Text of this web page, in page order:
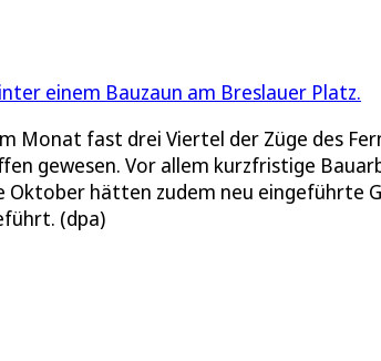
Monat fast drei Viertel der Züge des
gewesen. Vor allem kurzfristige
hätten zudem neu eingeführte
(dpa)